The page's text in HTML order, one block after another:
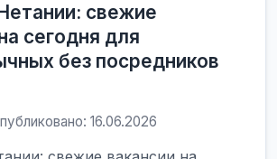
свежие
сегодня для
без посредников
16.06.2026